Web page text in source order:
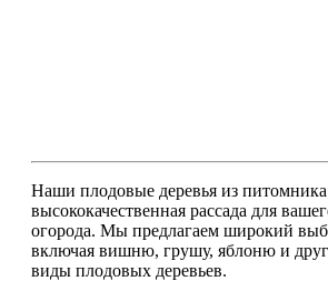
Наши плодовые деревья из
высококачественная рассада для
огорода. Мы предлагаем широкий
включая вишню, грушу, яблоню и
виды плодовых деревьев.